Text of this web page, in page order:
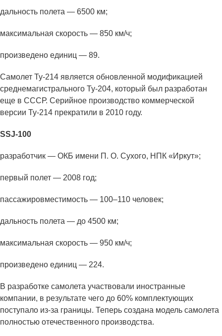
дальность полета — 6500 км;
максимальная скорость — 850 км/ч;
произведено единиц — 89.
Самолет Ту-214 является обновленной модификацией
среднемагистрального Ту-204, который был разработан
еще в СССР. Серийное производство коммерческой
версии Ту-214 прекратили в 2010 году.
SSJ-100
разработчик — ОКБ имени П. О. Сухого, НПК «Иркут»;
первый полет — 2008 год;
пассажировместимость — 100–110 человек;
дальность полета — до 4500 км;
максимальная скорость — 950 км/ч;
произведено единиц — 224.
В разработке самолета участвовали иностранные
компании, в результате чего до 60% комплектующих
поступало из-за границы. Теперь создана модель самолета
полностью отечественного производства.